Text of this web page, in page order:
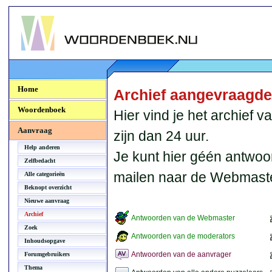
Woordenboek.NU
Home
Woordenboek
Aanvraag
Help anderen
Zelfbedacht
Alle categorieën
Beknopt overzicht
Nieuwe aanvraag
Archief
Zoek
Inhoudsopgave
Forumgebruikers
Thema
Archief
Hier vind je het archief
zijn dan 24 uur.
Je kunt hier géén
mailen naar de
Antwoorden van de Webmaster
Antwoorden van de moderators
Antwoorden van de aanvrager